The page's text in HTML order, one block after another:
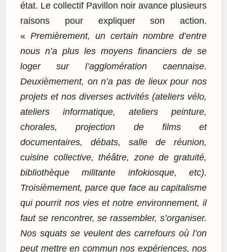
état. Le collectif Pavillon noir avance plusieurs
raisons pour expliquer son action.
« Premièrement, un certain nombre d’entre
nous n’a plus les moyens financiers de se
loger sur l’agglomération caennaise.
Deuxièmement, on n’a pas de lieux pour nos
projets et nos diverses activités (ateliers vélo,
ateliers informatique, ateliers peinture,
chorales, projection de films et
documentaires, débats, salle de réunion,
cuisine collective, théâtre, zone de gratuité,
bibliothèque militante infokiosque, etc).
Troisièmement, parce que face au capitalisme
qui pourrit nos vies et notre environnement, il
faut se rencontrer, se rassembler, s’organiser.
Nos squats se veulent des carrefours où l’on
peut mettre en commun nos expériences, nos